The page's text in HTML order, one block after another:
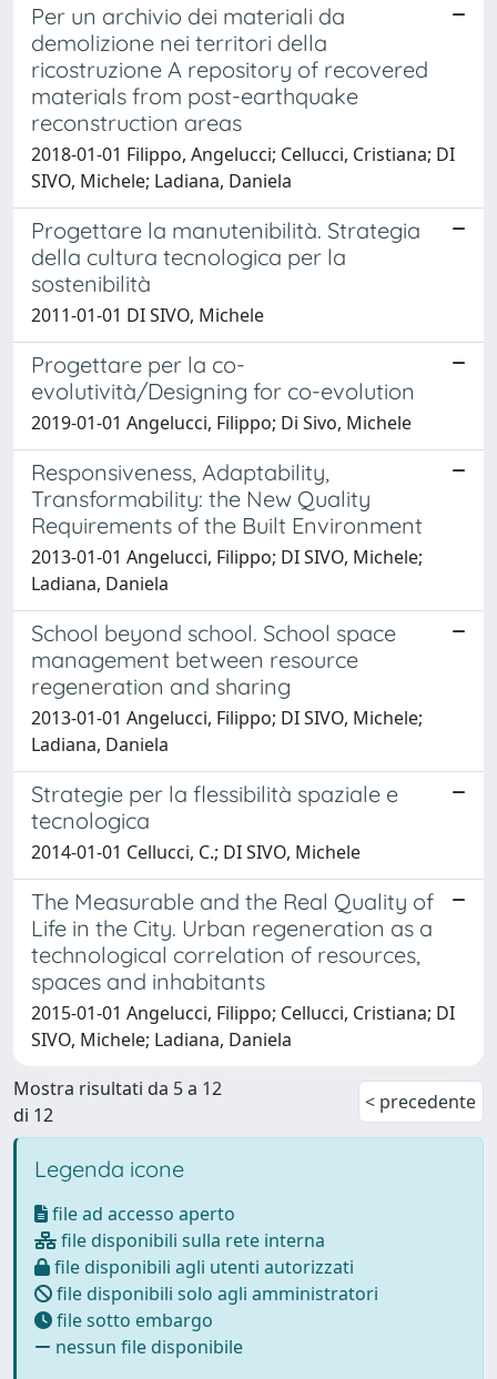
Per un archivio dei materiali da
demolizione nei territori della
ricostruzione A repository of recovered
materials from post-earthquake
reconstruction areas
2018-01-01 Filippo, Angelucci; Cellucci, Cristiana; DI
SIVO, Michele; Ladiana, Daniela
Progettare la manutenibilità. Strategia
della cultura tecnologica per la
sostenibilità
2011-01-01 DI SIVO, Michele
Progettare per la co-
evolutività/Designing for co-evolution
2019-01-01 Angelucci, Filippo; Di Sivo, Michele
Responsiveness, Adaptability,
Transformability: the New Quality
Requirements of the Built Environment
2013-01-01 Angelucci, Filippo; DI SIVO, Michele;
Ladiana, Daniela
School beyond school. School space
management between resource
regeneration and sharing
2013-01-01 Angelucci, Filippo; DI SIVO, Michele;
Ladiana, Daniela
Strategie per la flessibilità spaziale e
tecnologica
2014-01-01 Cellucci, C.; DI SIVO, Michele
The Measurable and the Real Quality of
Life in the City. Urban regeneration as a
technological correlation of resources,
spaces and inhabitants
2015-01-01 Angelucci, Filippo; Cellucci, Cristiana; DI
SIVO, Michele; Ladiana, Daniela
Mostra risultati da 5 a 12
di 12
< precedente
Legenda icone
file ad accesso aperto
file disponibili sulla rete interna
file disponibili agli utenti autorizzati
file disponibili solo agli amministratori
file sotto embargo
nessun file disponibile